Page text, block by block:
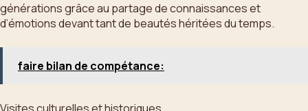
générations grâce au partage de connaissances et
d’émotions devant tant de beautés héritées du temps.
faire bilan de compétance: